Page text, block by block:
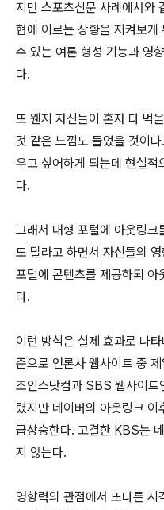
지만 스포츠신문 사례에서와
협에 이르는 상황을 지켜보
수 있는 여론 형성 기능과 영
다.
또 웬지 자신들이 혼자 다 먹
것 같은 느낌도 들었을 것이
우고 싶어하게 되는데 현실적
다.
그래서 대형 포털에 아웃링크
도 달라고 하면서 자신들의
포털에 콘텐츠를 제공하되 아
다.
이런 방식은 실제 효과로 나
준으로 언론사 웹사이트 중
조인스닷컴과 SBS 웹사이
렸지만 네이버의 아웃링크
급상승한다. 고결한 KBS는
지 않는다.
영향력의 관점에서 또다른